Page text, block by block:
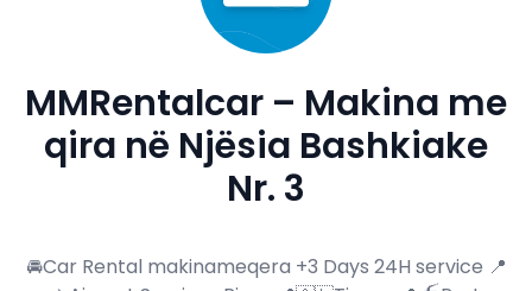
MMRentalcar – Makina me
qira në Njësia Bashkiake
Nr. 3
🚘Car Rental makinameqera +3 Days 24H service 📍